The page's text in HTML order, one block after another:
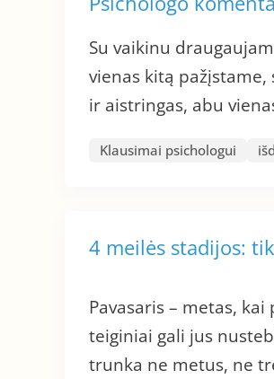
Su vaikinu
vienas kitą
ir aistringas, abu
Klausimai psichologui
4 meilės stadijos:
Pavasaris – metas,
teiginiai gali jus
trunka ne metus, ne